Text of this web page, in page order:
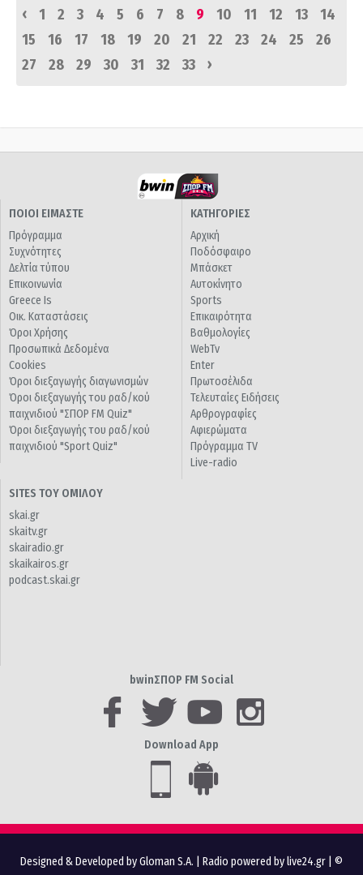
‹
1 2 3 4 5 6 7 8 9 10 11 12 13
14
15
16 17 18 19 20 21 22 23 24 25
26
27
28 29 30 31 32 33 ›
ΠΟΙΟΙ ΕΙΜΑΣΤΕ
Πρόγραμμα
Συχνότητες
Δελτία τύπου
Επικοινωνία
Greece Is
Οικ. Καταστάσεις
Όροι Χρήσης
Προσωπικά Δεδομένα
Cookies
Όροι διεξαγωγής διαγωνισμών
Όροι διεξαγωγής του ραδ/κού
παιχνιδιού "ΣΠΟΡ FM Quiz"
Όροι διεξαγωγής του ραδ/κού
παιχνιδιού "Sport Quiz"
ΚΑΤΗΓΟΡΙΕΣ
Αρχική
Ποδόσφαιρο
Μπάσκετ
Αυτοκίνητο
Sports
Επικαιρότητα
Βαθμολογίες
WebTv
Enter
Πρωτοσέλιδα
Τελευταίες Ειδήσεις
Αρθρογραφίες
Αφιερώματα
Πρόγραμμα TV
Live-radio
SITES ΤΟΥ ΟΜΙΛΟΥ
skai.gr
skaitv.gr
skairadio.gr
skaikairos.gr
podcast.skai.gr
bwinΣΠΟΡ FM Social
Download App
Designed & Developed by Gloman S.A. Radio powered by live24.gr | ©